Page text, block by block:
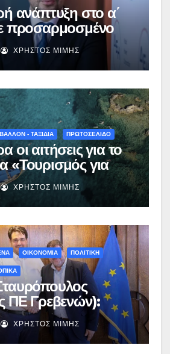
ανάπτυξη στο α΄
προσαρμοσμένο
€1,2 δισ.
ΧΡΉΣΤΟΣ ΜΊΜΗΣ
- ΤΑΞΙΔΙΑ ΠΡΩΤΟΣΕΛΙΔΟ
αιτήσεις για το
«Τουρισμός για
2027» – Πότε λήγει
ΧΡΉΣΤΟΣ ΜΊΜΗΣ
ΟΙΚΟΝΟΜΙΑ ΠΟΛΙΤΙΚΗ
ΠΕ Γρεβενών):
επιπλέον
Δημοτικό Στάδιο
ΧΡΉΣΤΟΣ ΜΊΜΗΣ